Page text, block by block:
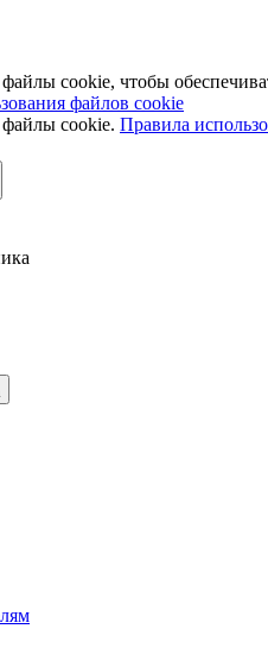
cookie, чтобы
файлов cookie
cookie. Правила